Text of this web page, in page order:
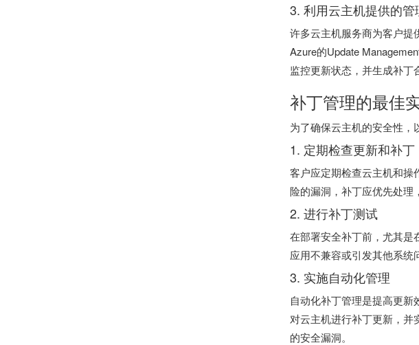
3. 利用云主机提供的管
许多云主机服务商为客户提
Azure的Update
监控更新状态，并生成补丁
补丁管理的最佳
为了确保云主机的安全性，
1. 定期检查更新和补丁
客户应定期检查云主机和操
险的漏洞，补丁应优先处理
2. 进行补丁测试
在部署安全补丁前，尤其是
应用不兼容或引发其他系统
3. 实施自动化管理
自动化补丁管理是提高更
对云主机进行补丁更新，
的安全漏洞。